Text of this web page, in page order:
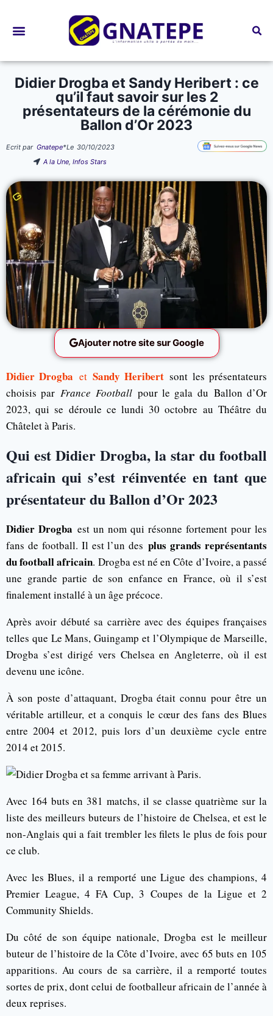
Didier Drogba et Sandy Heribert : ce
qu’il faut savoir sur les 2
présentateurs de la cérémonie du
Ballon d’Or 2023
Ecrit par Gnatepe*Le 30/10/2023
A la Une,Infos Stars
Ajouter notre site sur Google
Didier Drogba et Sandy Heribert sont les présentateurs
choisis parFrance Footballpour le gala du Ballon d’Or
2023, qui se déroule ce lundi 30 octobre au Théâtre du
Châtelet à Paris.
Qui est Didier Drogba, la star du football
africain qui s’est réinventée en tant que
présentateur du Ballon d’Or 2023
Didier Drogba est un nom qui résonne fortement pour les
fans de football. Il est l’un desplus grands représentants
du football africain. Drogba est né en Côte d’Ivoire, a passé
une grande partie de son enfance en France, où il s’est
finalement installé à un âge précoce.
Après avoir débuté sa carrière avec des équipes françaises
telles que Le Mans, Guingamp et l’Olympique de Marseille,
Drogba s’est dirigé vers Chelsea en Angleterre, où il est
devenu une icône.
À son poste d’attaquant, Drogba était connu pour être un
véritable artilleur, et a conquis le cœur des fans des Blues
entre 2004 et 2012, puis lors d’un deuxième cycle entre
2014 et 2015.
Avec 164 buts en 381 matchs, il se classe quatrième sur la
liste des meilleurs buteurs de l’histoire de Chelsea, et est le
non-Anglais qui a fait trembler les filets le plus de fois pour
ce club.
Avec les Blues, il a remporté une Ligue des champions, 4
Premier League, 4 FA Cup, 3 Coupes de la Ligue et 2
Community Shields.
Du côté de son équipe nationale, Drogba est le meilleur
buteur de l’histoire de la Côte d’Ivoire, avec 65 buts en 105
apparitions. Au cours de sa carrière, il a remporté toutes
sortes de prix, dont celui de footballeur africain de l’année à
deux reprises.